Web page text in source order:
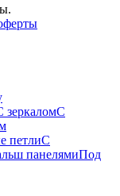
зеркаломС
петлиС
панелямиПод